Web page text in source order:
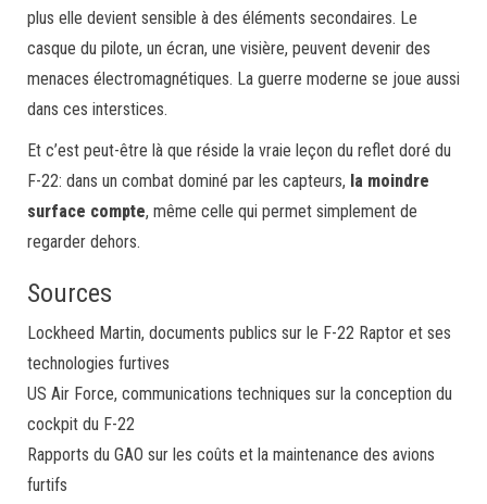
plus elle devient sensible à des éléments secondaires. Le
casque du pilote, un écran, une visière, peuvent devenir des
menaces électromagnétiques. La guerre moderne se joue aussi
dans ces interstices.
Et c’est peut-être là que réside la vraie leçon du reflet doré du
F-22: dans un combat dominé par les capteurs, la moindre
surface compte, même celle qui permet simplement de
regarder dehors.
Sources
Lockheed Martin, documents publics sur le F-22 Raptor et ses
technologies furtives
US Air Force, communications techniques sur la conception du
cockpit du F-22
Rapports du GAO sur les coûts et la maintenance des avions
furtifs